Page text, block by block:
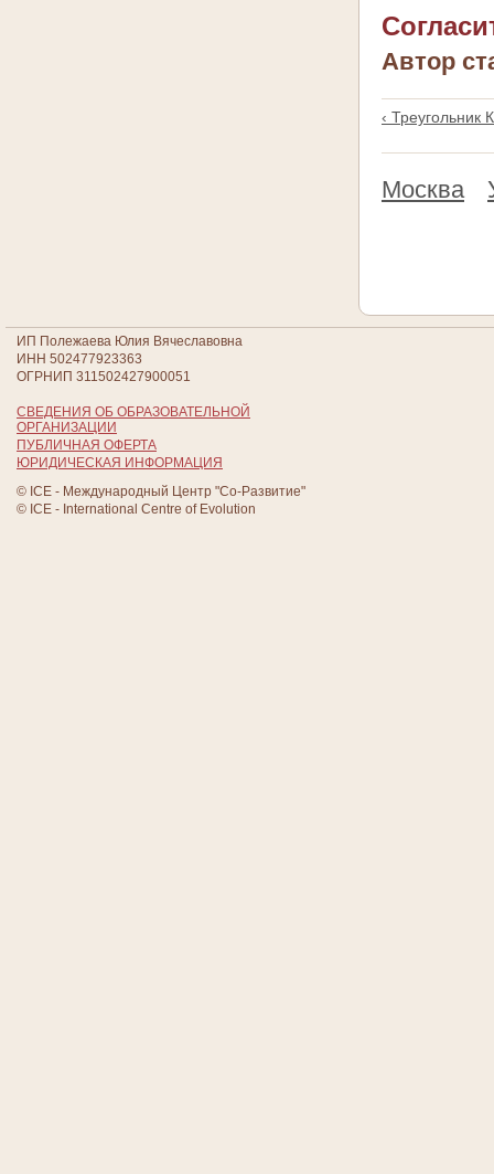
Автор
‹ Треугольник
Москва
ИП Полежаева Юлия Вячеславовна
ИНН 502477923363
ОГРНИП 311502427900051
СВЕДЕНИЯ ОБ ОБРАЗОВАТЕЛЬНОЙ
ОРГАНИЗАЦИИ
ПУБЛИЧНАЯ ОФЕРТА
ЮРИДИЧЕСКАЯ ИНФОРМАЦИЯ
© ICE - Международный Центр "Со-Развитие"
© ICE - International Centre of Evolution